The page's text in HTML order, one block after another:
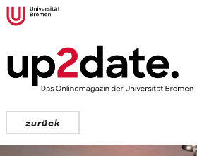
zurück